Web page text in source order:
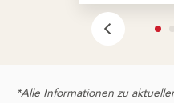
*Alle Informationen zu